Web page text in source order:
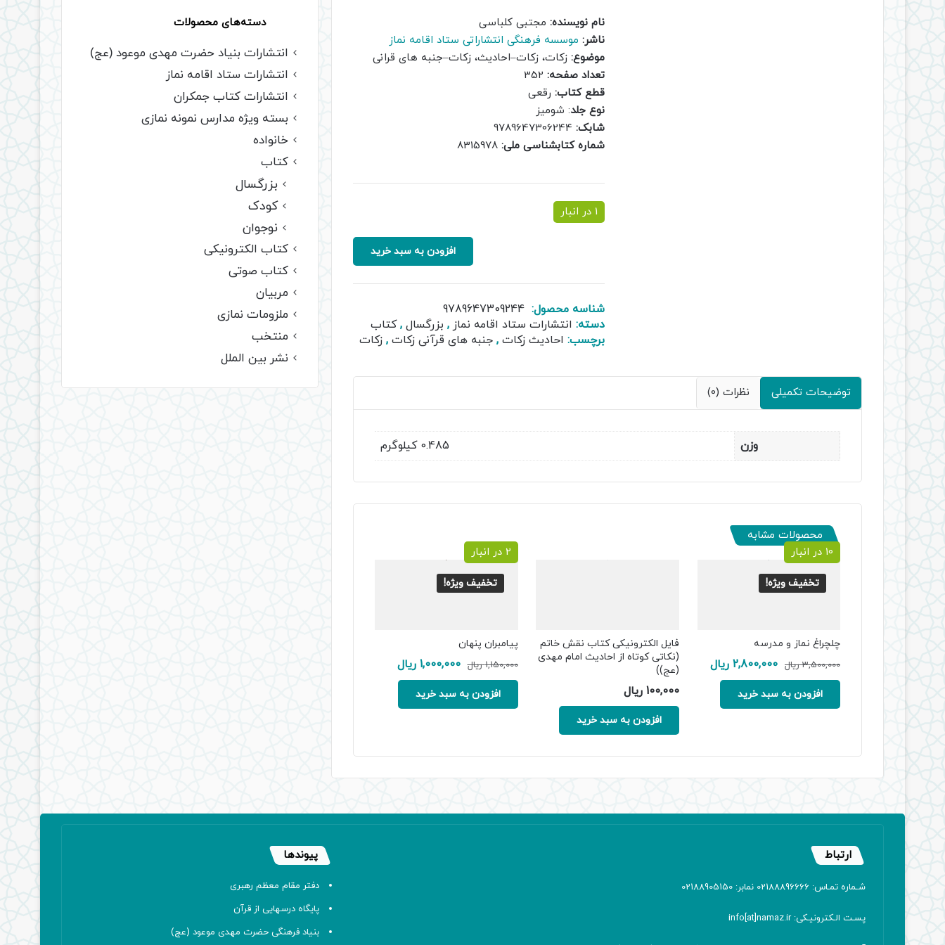
1,500,000 ریال
بود.
نام نویسنده:مجتبی کلباسی
ناشر: موسسه فرهنگی انتشاراتی ستاد اقامه نماز
موضوع:زکات، زکات–احادیث، زکات–جنبه های قرانی
تعداد صفحه:352
قطع کتاب:رقعی
نوع جلد: شومیز
شابک: 9789647306244
شماره کتابشناسی ملی:8315978
1 در انبار
ها
عدد
افزودن به سبد خرید
شناسه محصول: 9789647309244
دسته: انتشارات ستاد اقامه نماز , بزرگسال ,کتاب
برچسب: احادیث زکات , جنبه های قرآنی زکات , زکات
توضیحات تکمیلی نظرات (0)
وزن 0.485 کیلوگرم
محصولات مشابه
تخفیف ویژه!
10 در انبار
چلچراغ نماز و مدرسه
3,500,000 ریال قیمت
اصلی:
بود.
2,800,000 ریالقیمت
2,800,000 ریال.
افزودن به سبد خرید
فایل الکترونیکی کتاب نقش خاتم
(نکاتی کوتاه از احادیث امام مهدی
(عج))
100,000 ریال
افزودن به سبد خرید
تخفیف ویژه!
2 در انبار
پیامبران پنهان
1,150,000 ریال قیمت
اصلی:
1,150,000 ریال
بود.
1,000,000 ریالقیمت
افزودن به سبد خرید
دسته‌های محصولات
انتشارات بنیاد حضرت مهدی موعود (عج)
انتشارات ستاد اقامه نماز
انتشارات کتاب جمکران
بسته ویژه مدارس نمونه نمازی
خانواده
کتاب
بزرگسال
کودک
نوجوان
کتاب الکترونیکی
کتاب صوتی
مربیان
ملزومات نمازی
منتخب
نشر بین الملل
ارتباط
شـماره تمـاس: 02188896666 نمابر: 02188905150
پسـت الـکترونیـکی: info[at]namaz.ir
پیوندها
دفتر مقام معظم رهبری
پایگاه درسهایی از قرآن
بنیاد فرهنگی حضرت مهدی موعود (عج)